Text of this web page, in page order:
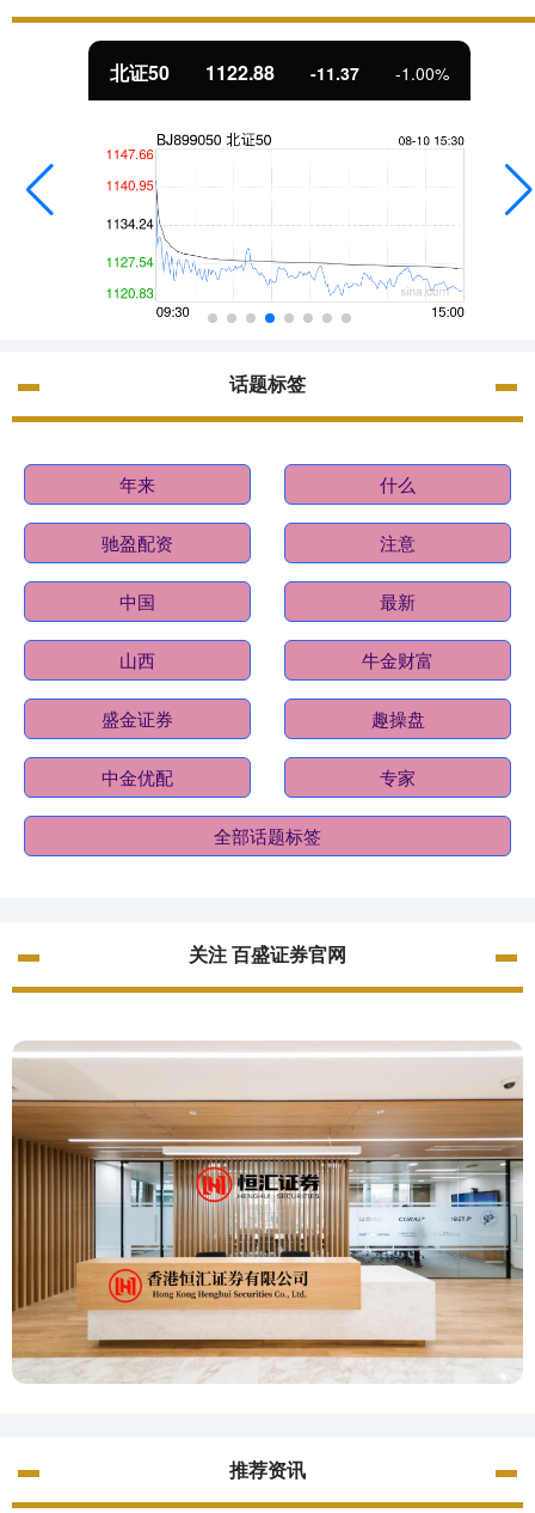
北证50 1122.88 -11.37 -1.00%
话题标签
年来 什么
驰盈配资 注意
中国 最新
山西 牛金财富
盛金证券 趣操盘
中金优配 专家
全部话题标签
关注 百盛证券官网
推荐资讯